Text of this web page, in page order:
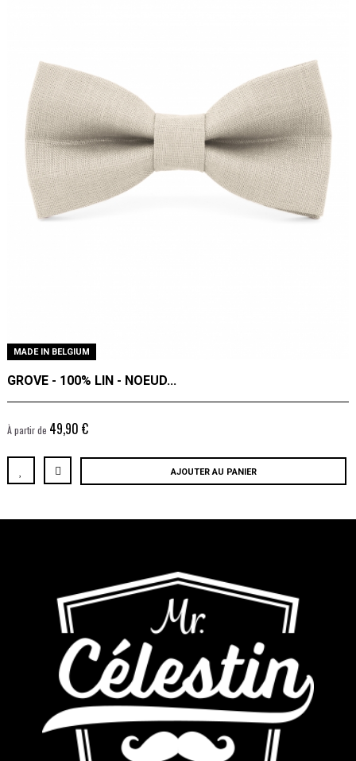
MADE IN BELGIUM
GROVE - 100% LIN - NOEUD...
À partir de 49,90 €
AJOUTER AU PANIER